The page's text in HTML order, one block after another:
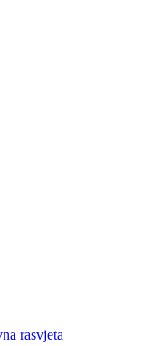
rasvjeta